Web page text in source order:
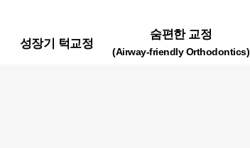
성장기 턱교정
숨편한 교정
(Airway-friendly Orthodontics)